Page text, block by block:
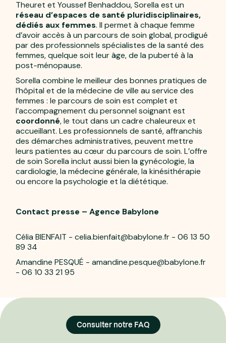
Theuret et Youssef Benhaddou, Sorella est un
réseau d’espaces de santé pluridisciplinaires,
dédiés aux femmes. Il permet à chaque femme
d’avoir accès à un parcours de soin global, prodigué
par des professionnels spécialistes de la santé des
femmes, quelque soit leur âge, de la puberté à la
post-ménopause.
Sorella combine le meilleur des bonnes pratiques de
l’hôpital et de la médecine de ville au service des
femmes : le parcours de soin est complet et
l’accompagnement du personnel soignant est
coordonné, le tout dans un cadre chaleureux et
accueillant. Les professionnels de santé, affranchis
des démarches administratives, peuvent mettre
leurs patientes au cœur du parcours de soin. L’offre
de soin Sorella inclut aussi bien la gynécologie, la
cardiologie, la médecine générale, la kinésithérapie
ou encore la psychologie et la diététique.
Contact presse – Agence Babylone
Célia BIENFAIT - celia.bienfait@babylone.fr - 06 13 50
89 34
Amandine PESQUÉ - amandine.pesque@babylone.fr
- 06 10 33 21 95
Consulter notre FAQ